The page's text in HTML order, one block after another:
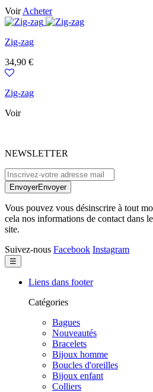
VoirAcheter
Zig-zag
Prix
34,90 €
Zig-zag
Voir
NEWSLETTER
EnvoyerEnvoyer
Vous pouvez vous désinscrire à tout
cela nos informations de contact dans
site.
Suivez-nous Facebook Instagram
Basculer
la
navigation
☰
Liens dans footer
Catégories
Bagues
Nouveautés
Bracelets
Bijoux homme
Boucles d'oreilles
Bijoux enfant
Colliers